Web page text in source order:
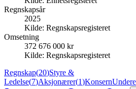
Regnskapsår
2025
Kilde: Regnskapsregisteret
Omsetning
372 676 000 kr
Kilde: Regnskapsregisteret
Regnskap(20)Styre &
Ledelse(7)Aksjonærer(1)Konsern